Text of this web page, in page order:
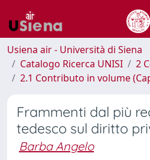
Usiena air - Università di Siena
Catalogo Ricerca UNISI
2
2.1 Contributo in volume
Frammenti dal più
tedesco sul diritto
Barba Angelo